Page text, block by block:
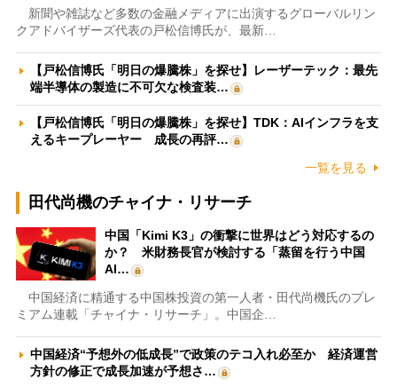
新聞や雑誌など多数の金融メディアに出演するグローバルリン
クアドバイザーズ代表の戸松信博氏が、最新…
【戸松信博氏「明日の爆騰株」を探せ】レーザーテック：最先
端半導体の製造に不可欠な検査装…
【戸松信博氏「明日の爆騰株」を探せ】TDK：AIインフラを支
えるキープレーヤー 成長の再評…
一覧を見る
田代尚機のチャイナ・リサーチ
中国「Kimi K3」の衝撃に世界はどう対応するの
か？ 米財務長官が検討する「蒸留を行う中国
AI…
中国経済に精通する中国株投資の第一人者・田代尚機氏のプレ
ミアム連載「チャイナ・リサーチ」。中国企…
中国経済“予想外の低成長”で政策のテコ入れ必至か 経済運営
方針の修正で成長加速が予想さ…